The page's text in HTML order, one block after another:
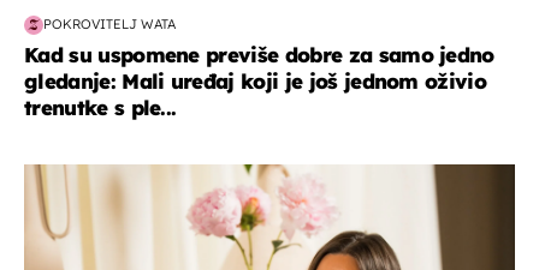
POKROVITELJ WATA
Kad su uspomene previše dobre za samo jedno
gledanje: Mali uređaj koji je još jednom oživio
trenutke s ple...
moda & ljepota